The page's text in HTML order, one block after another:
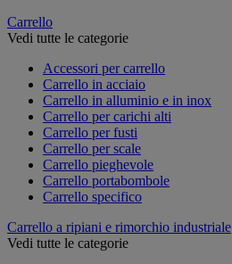
Carrello
Vedi tutte le categorie
Accessori per carrello
Carrello in acciaio
Carrello in alluminio e in inox
Carrello per carichi alti
Carrello per fusti
Carrello per scale
Carrello pieghevole
Carrello portabombole
Carrello specifico
Carrello a ripiani e rimorchio industriale
Vedi tutte le categorie